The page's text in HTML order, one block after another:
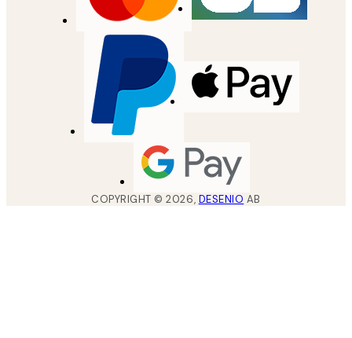
COPYRIGHT ©2026, DESENIO AB